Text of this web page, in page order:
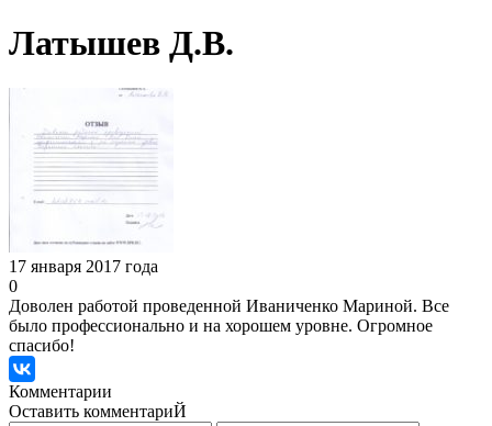
Латышев Д.В.
17 января 2017 года
0
Доволен работой проведенной Иваниченко Мариной. Все
было профессионально и на хорошем уровне. Огромное
спасибо!
Комментарии
Оставить комментариЙ